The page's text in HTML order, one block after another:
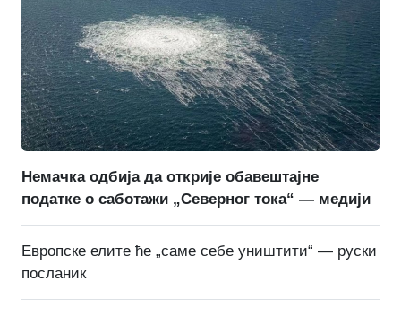
Немачка одбија да открије обавештајне
податке о саботажи „Северног тока“ — медији
Европске елите ће „саме себе уништити“ — руски
посланик